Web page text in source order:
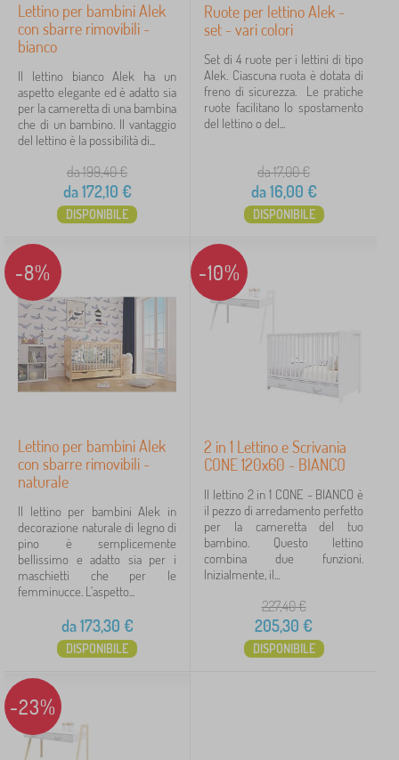
partizioni rimovibili
5
con lato rimovibile
1
Materiale per lettino
massiccio
laminato
4
solido / laminato
Scheda MDF
1
Colore del presepe
bianca
4
Marrone
Prezzo
16 €343 €
Cerca all'interno del filtro
Disponibilità
Lettino per bambini Alek
con sbarre rimovibili -
bianco
Il lettino bianco Alek ha un
aspetto elegante ed è adatto sia
per la cameretta di una bambina
che di un bambino. Il vantaggio
del lettino è la possibilità di...
da 199,40€
da172,10 €
DISPONIBILE
Ruote per lettino Alek -
set - vari colori
Set di 4 ruote per i lettini di tipo
Alek. Ciascuna ruota è dotata di
freno di sicurezza. Le pratiche
ruote facilitano lo spostamento
del lettino o del...
da 17,00€
da16,00 €
DISPONIBILE
-8%
Lettino per bambini Alek
con sbarre rimovibili -
naturale
Il lettino per bambini Alek in
decorazione naturale di legno di
pino è semplicemente
bellissimo e adatto sia per i
maschietti che per le
femminucce. L'aspetto...
da173,30 €
DISPONIBILE
-10%
2 in 1 Lettino e Scrivania
CONE 120x60 - BIANCO
Il lettino 2 in 1 CONE - BIANCO è
il pezzo di arredamento perfetto
per la cameretta del tuo
bambino. Questo lettino
combina due funzioni.
Inizialmente, il...
227,40€
205,30 €
DISPONIBILE
-23%